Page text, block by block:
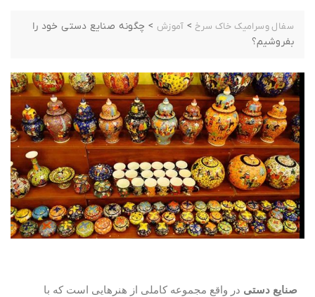
سفال وسرامیک خاک سرخ > آموزش > چگونه صنایع دستی خود را
بفروشیم؟
صنایع دستی در واقع مجموعه کاملی از هنرهایی است که با